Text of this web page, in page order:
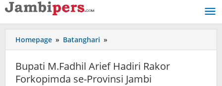
Lewati
ke
konten
Homepage » Batanghari »
M.Fadhil
Arief
Hadiri
Rakor
Bupati M.Fadhil Arief Hadiri Rakor
Forkopimda se-Provinsi Jambi